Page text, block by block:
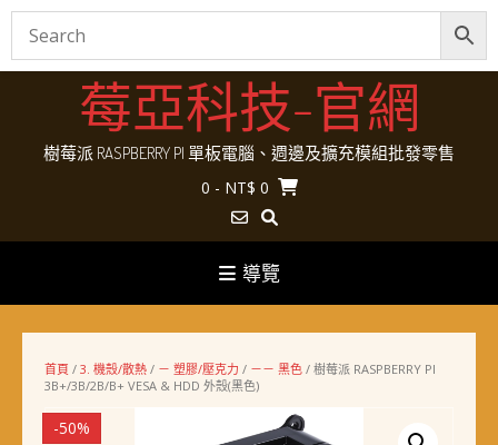
Skip
莓亞科技-官網
樹莓派 RASPBERRY PI 單板電腦、週邊及擴充模組批發零售
0 - NT$ 0
導覽
首頁 / 3. 機殼/散熱 / － 塑膠/壓克力 / －－ 黑色 / 樹莓派 RASPBERRY PI
3B+/3B/2B/B+ VESA & HDD 外殼(黑色)
-50%